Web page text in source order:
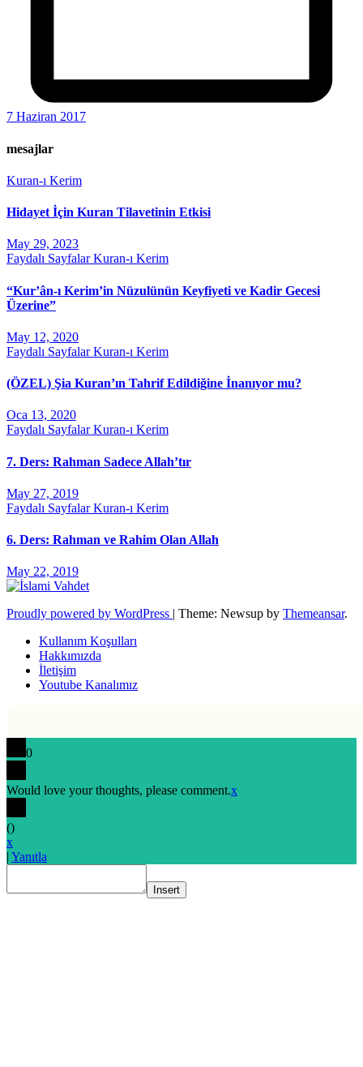
7 Haziran 2017
mesajlar
Kuran-ı Kerim
Hidayet İçin Kuran Tilavetinin Etkisi
May 29, 2023
Faydalı SayfalarKuran-ı Kerim
“Kur’ân-ı Kerim’in Nüzulünün Keyfiyeti ve Kadir Gecesi
Üzerine”
May 12, 2020
Faydalı SayfalarKuran-ı Kerim
(ÖZEL) Şia Kuran’ın Tahrif Edildiğine İnanıyor mu?
Oca 13, 2020
Faydalı SayfalarKuran-ı Kerim
7. Ders: Rahman Sadece Allah’tır
May 27, 2019
Faydalı SayfalarKuran-ı Kerim
6. Ders: Rahman ve Rahim Olan Allah
May 22, 2019
Proudly powered by WordPress Theme: Newsup by Themeansar.
Kullanım Koşulları
Hakkımızda
İletişim
Youtube Kanalımız
0
Would love your thoughts, please comment.x
()
x
Yanıtla
Insert